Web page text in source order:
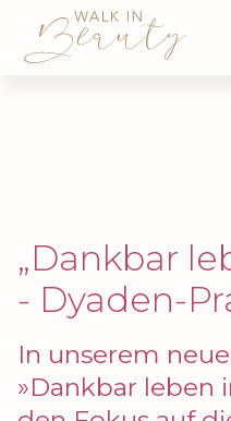
„Dankbar
- Dyaden-
In unserem
»Dankbar leben